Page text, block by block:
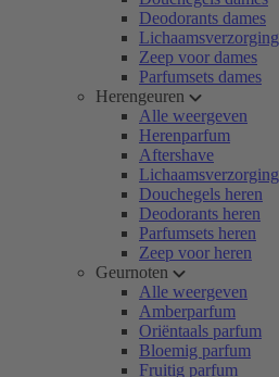
Deodorants dames
Lichaamsverzorging
Zeep voor dames
Parfumsets dames
Herengeuren
Alle weergeven
Herenparfum
Aftershave
Lichaamsverzorging
Douchegels heren
Deodorants heren
Parfumsets heren
Zeep voor heren
Geurnoten
Alle weergeven
Amberparfum
Oriëntaals parfum
Bloemig parfum
Fruitig parfum